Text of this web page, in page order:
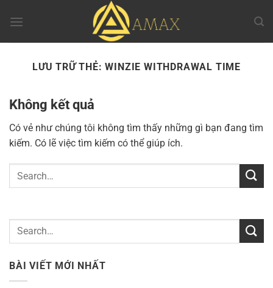
đến
LƯU TRỮ THẺ:WINZIE WITHDRAWAL TIME
Không kết quả
Có vẻ như chúng tôi không tìm thấy những gì bạn đang tìm
kiếm. Có lẽ việc tìm kiếm có thể giúp ích.
BÀI VIẾT MỚI NHẤT